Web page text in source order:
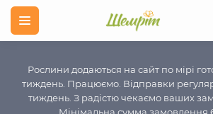
Рослини додаються на сайт по мірі
тиждень. Працюємо. Відправки
тиждень. З радістю чекаємо ваших